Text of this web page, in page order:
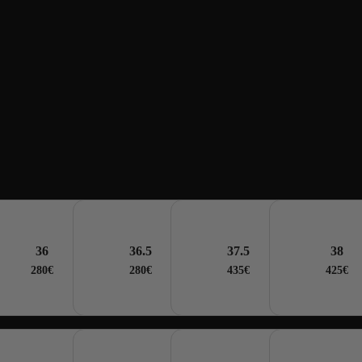
36
280€
36.5
280€
37.5
435€
38
425€